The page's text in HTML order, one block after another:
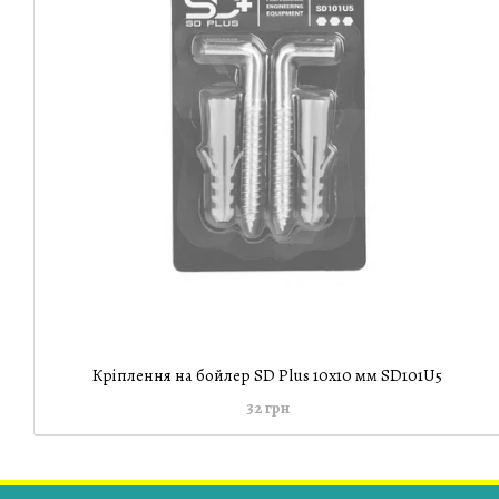
Кріплення на бойлер SD Plus 10х10 мм SD101U5
32 грн